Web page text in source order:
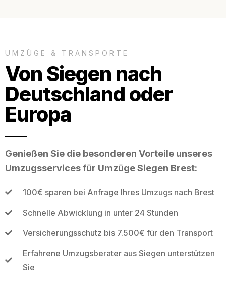
UMZÜGE & TRANSPORTE
Von Siegen nach
Deutschland oder
Europa
Genießen Sie die besonderen Vorteile unseres
Umzugsservices für Umzüge Siegen Brest:
100€ sparen bei Anfrage Ihres Umzugs nach Brest
Schnelle Abwicklung in unter 24 Stunden
Versicherungsschutz bis 7.500€ für den Transport
Erfahrene Umzugsberater aus Siegen unterstützen
Sie